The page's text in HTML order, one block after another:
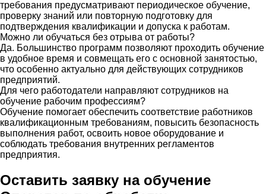
требования предусматривают периодическое обучение,
проверку знаний или повторную подготовку для
подтверждения квалификации и допуска к работам.
Можно ли обучаться без отрыва от работы?
Да. Большинство программ позволяют проходить обучение
в удобное время и совмещать его с основной занятостью,
что особенно актуально для действующих сотрудников
предприятий.
Для чего работодатели направляют сотрудников на
обучение рабочим профессиям?
Обучение помогает обеспечить соответствие работников
квалификационным требованиям, повысить безопасность
выполнения работ, освоить новое оборудование и
соблюдать требования внутренних регламентов
предприятия.
Оставить заявку на обучение